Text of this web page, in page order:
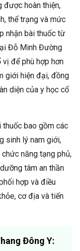
được hoàn thiện,
thể trạng và mức
nhận bài thuốc từ
Đỗ Minh Đường
để phù hợp hơn
giới hiện đại, đồng
diện của y học cổ
thuốc bao gồm các
sinh lý nam giới,
năng tạng phủ,
tâm an thần
hợp và điều
cơ địa và tiến
Đông Y: